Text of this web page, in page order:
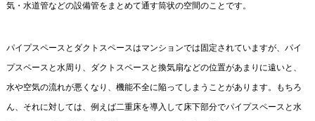
気・水道管などの設備管をまとめて通す筒状の空間のことです。
パイプスペースとダクトスペースはマンションでは固定されていますが、パイ
プスペースと水周り、ダクトスペースと換気扇などの位置があまりに遠いと、
水や空気の流れが悪くなり、機能不全に陥ってしまうことがあります。もちろ
ん、それに対しては、例えば二重床を導入して床下部分でパイプスペースと水